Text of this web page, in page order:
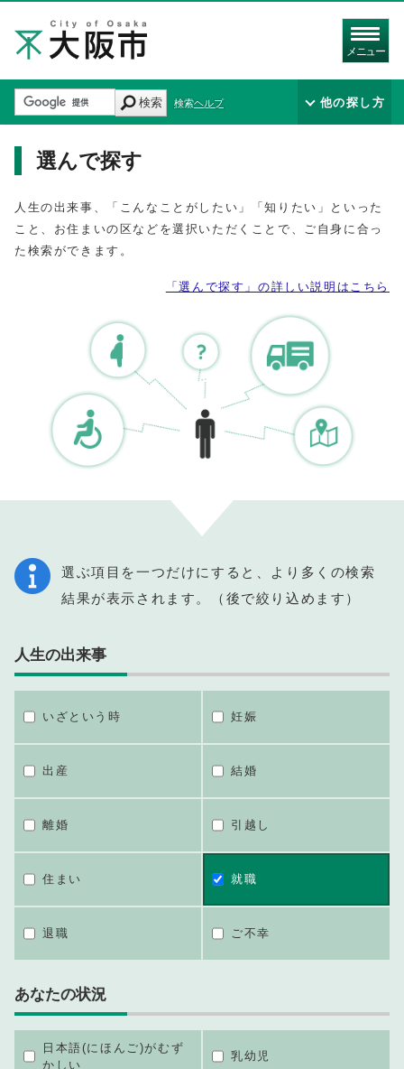
メニュー
検索 検索ヘルプ 他の探し方
選んで探す
人生の出来事、「こんなことがしたい」「知りたい」といった
こと、お住まいの区などを選択いただくことで、ご自身に合っ
た検索ができます。
「選んで探す」の詳しい説明はこちら
選ぶ項目を一つだけにすると、より多くの検索
結果が表示されます。（後で絞り込めます）
人生の出来事
いざという時 妊娠
出産 結婚
離婚 引越し
住まい 就職
退職 ご不幸
あなたの状況
日本語(にほんご)がむず
かしい
乳幼児